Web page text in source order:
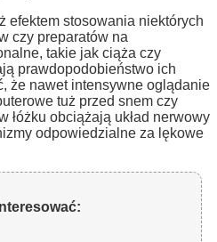
efektem stosowania niektórych
czy preparatów na
takie jak ciąża czy
prawdopodobieństwo ich
że nawet intensywne oglądanie
tuż przed snem czy
łóżku obciążają układ nerwowy
odpowiedzialne za lękowe